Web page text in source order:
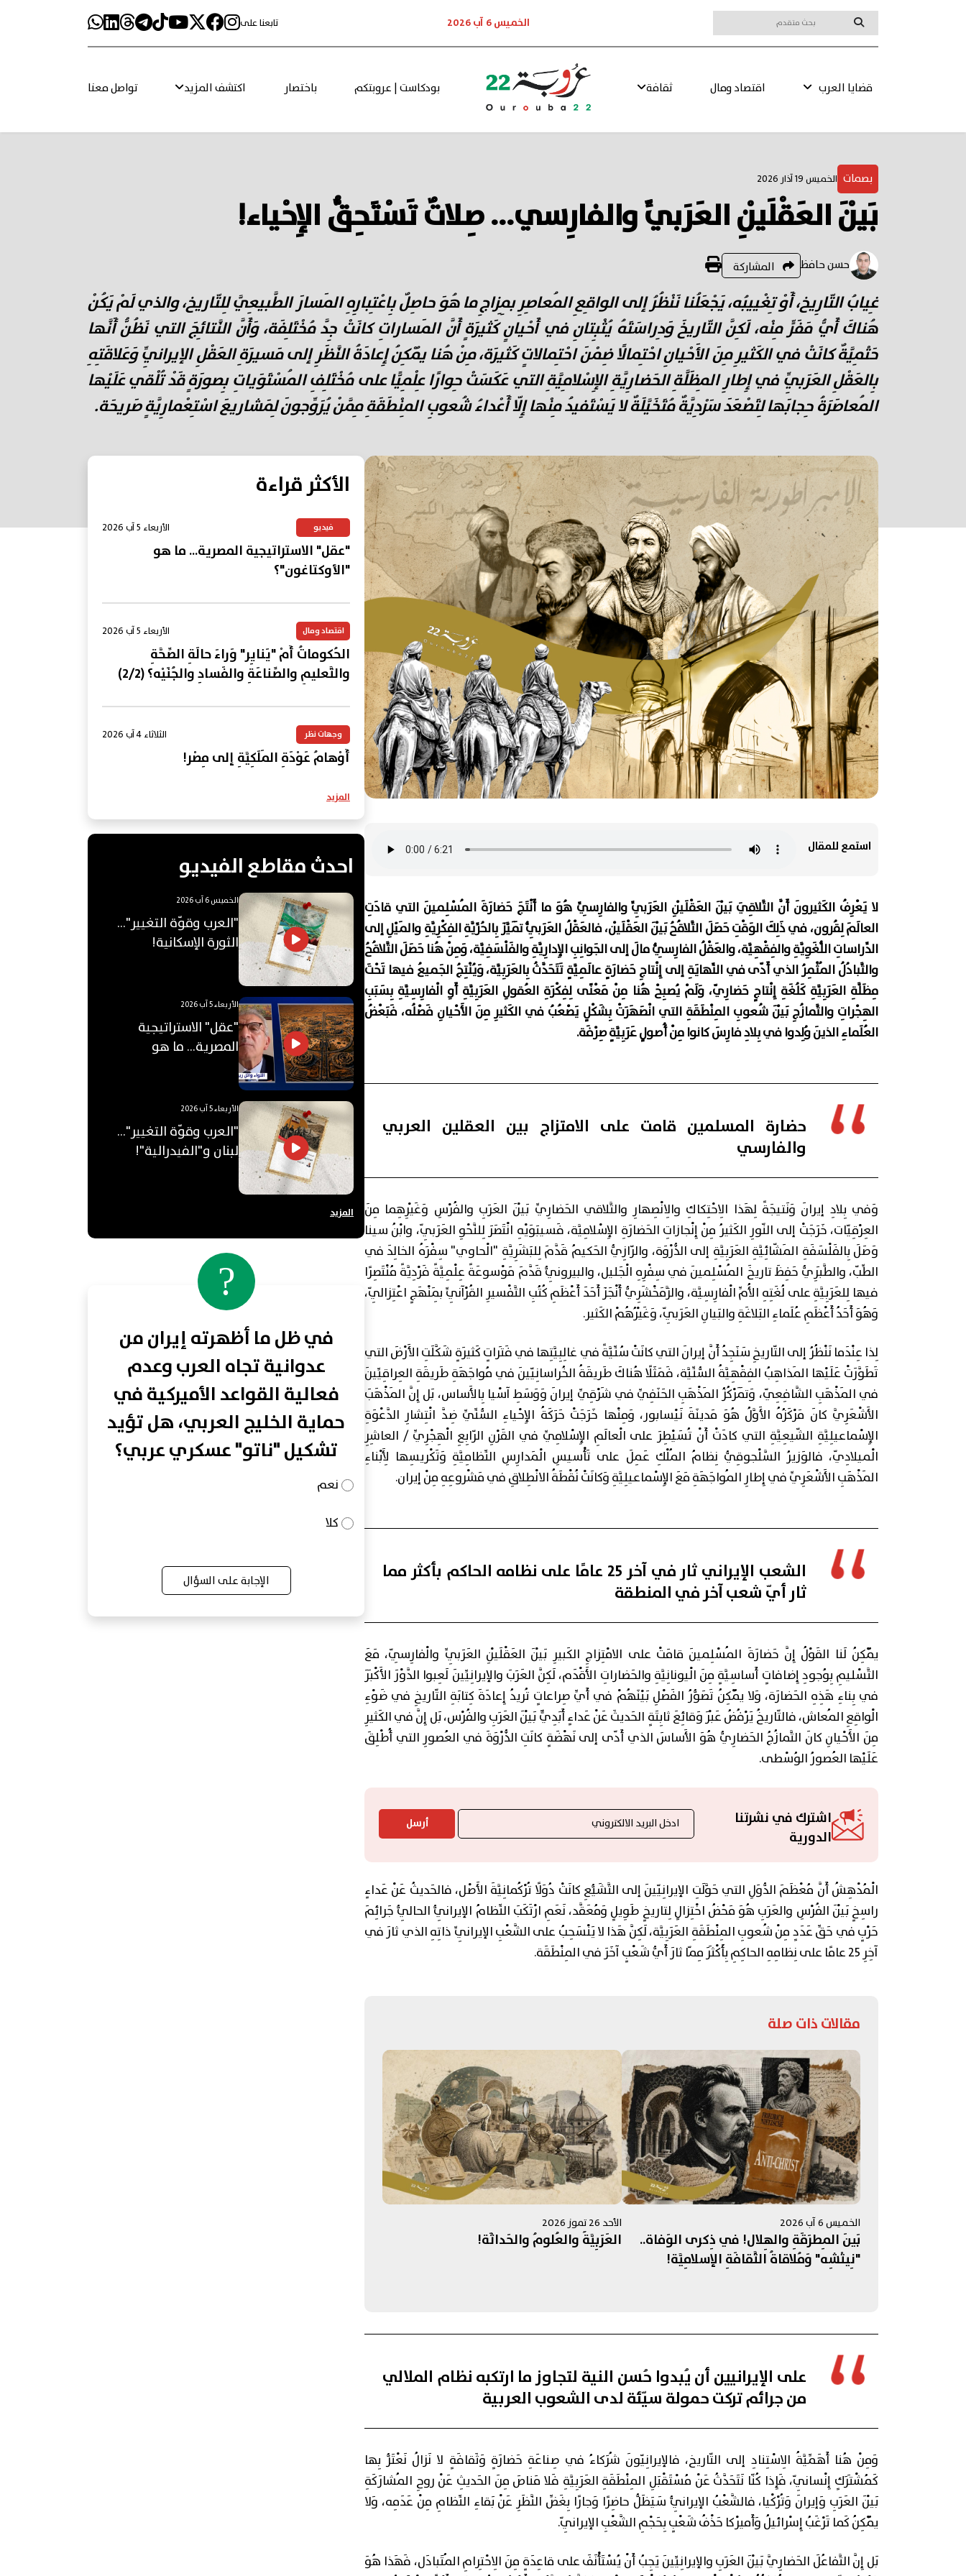
الخميس 6 آب 2026 تابعنا على
قضايا العرب اقتصاد ومال ثقافة بودكاست | عروبتكم باختصار اكتشف المزيد تواصل معنا
بصمات الخميس 19 آذار 2026
بَيْنَ العَقْلَيْنِ العَرَبيِّ والفارِسي... صِلاتٌ تَسْتَحِقُّ الإِحْياء!
حسن حافظ المشاركة
غِيابُ التّارِيخ، أَوْ تِغْييبُه، يَجْعَلُنا نَنْظُرُ إلى الواقِعِ المُعاصِرِ بِمِزاجِ ما هُوَ حاصِلٌ بِاعْتِبارِهِ المَسارَ الطَّبيعِيَّ لِلتّاريخ، والذي لَمْ يَكُنْ
هُناكَ أَيُّ مَفَرٍّ مِنْه، لَكِنَّ التّاريخَ وَدِراسَتَهُ يُثْبِتانِ في أَحْيانٍ كَثيرَةٍ أَنَّ المَساراتِ كانَتْ جِدَّ مُخْتَلِفَة، وَأَنَّ النَّتائِجَ التي نَظُنُّ أَنَّها
حَتْمِيَّةٌ كانَتْ في الكَثيرِ مِنَ الأَحْيانِ احْتِمالًا ضِمْنَ احْتِمالاتٍ كَثيرَة، مِنْ هُنا يُمْكِنُ إِعادَةُ النَّظَرِ إلى مَسيرَةِ العَقْلِ الإيرانِيِّ وَعَلاقَتِهِ
بِالعَقْلِ العَرَبِيِّ في إِطارِ المِظَلَّةِ الحَضارِيَّةِ الإِسْلامِيَّةِ التي عَكَسَتْ حِوارًا عِلْمِيًّا على مُخْتَلِفِ المُسْتَوَياتِ بِصورَةٍ قَدْ تُلْقي عَلَيْها
المُعاصَرَةُ حِجابَها لِتَصْعَدَ سَرْدِيَّةٌ مُتَخَيَّلَةٌ لا يَسْتَفيدُ مِنْها إِلّا أَعْداءُ شُعوبِ المِنْطَقَةِ مِمَّنْ يُرَوِّجونَ لِمَشاريعَ اسْتِعْمارِيَّةٍ صَريحَة.
استمع للمقال
لا يَعْرِفُ الكَثيرونَ أَنَّ التَّلاقِيَ بَيْنَ العَقْلَيْنِ العَرَبِيِّ والفارِسِيِّ هُوَ ما أَنْتَجَ حَضارَةَ المُسْلِمينَ التي قادَتِ
العالَمَ لِقُرون، في ذَلِكَ الوَقْتِ حَصَلَ التَّلاقُحُ بَيْنَ العَقْلَيْن، فالعَقْلُ العَرَبِيُّ تَمَيَّزَ بِالحُرِّيَّةِ الفِكْرِيَّةِ والمَيْلِ إلى
الدِّراساتِ اللُّغَوِيَّةِ والفِقْهِيَّة، والعَقْلُ الفارِسِيُّ مالَ إلى الجَوانِبِ الإِدارِيَّةِ والفَلْسَفِيَّة، وَمِنْ هُنا حَصَلَ التَّلاقُحُ
والتَّبادُلُ المُثْمِرُ الذي أَدّى في النِّهايَةِ إلى إِنْتاجِ حَضارَةٍ عالَمِيَّةٍ تَتَحَدَّثُ بِالعَرَبِيَّة، وَيُنْتِجُ الجَميعُ فيها تَحْتَ
مِظَلَّةِ العَرَبِيَّةِ كَلُغَةِ إِنْتاجٍ حَضارِيّ، وَلَمْ يُصبِحْ هُنا مِنْ مَعْنًى لِفِكْرَةِ العُقولِ العَرَبِيَّةِ أَوِ الْفارِسِيَّةِ بِسَبَبِ
الهِجْراتِ والتَّمازُجِ بَيْنَ شُعوبِ المِنْطَقَةِ التي انْصَهَرَتْ بِشَكْلٍ يَصْعُبُ في الكَثيرِ مِنَ الأَحْيانِ فَصْلُه، فَبَعْضُ
العُلَماءِ الذينَ وُلِدوا في بِلادِ فارِسَ كانوا مِنْ أُصولٍ عَرَبِيَّةٍ صِرْفَة.
حضارة المسلمين قامت على الامتزاج بين العقلين العربي
والفارسي
وَفي بِلادِ إيرانَ وَنَتيجَةً لِهَذا الِاحْتِكاكِ والِانْصِهارِ والتَّلاقي الحَضارِيِّ بَيْنَ العَرَبِ والفُرْسِ وَغَيْرِهِما مِنَ
العِرْقِيّات، خَرَجَتْ إلى النّورِ الكَثيرُ مِنْ إِنْجازاتِ الحَضارَةِ الإِسْلامِيَّة، فَسيبَوَيْهِ انْتَصَرَ لِلنَّحْوِ العَرَبِيّ، وابْنُ سينا
وَصَلَ بِالفَلْسَفَةِ المَشّائِيَّةِ العَرَبِيَّةِ إلى الذُّرْوَة، والرّازِيُّ الحَكيمُ قَدَّمَ لِلبَشَرِيَّةِ "الْحاوي" سِفْرَهُ الخالِدَ في
الطِّبّ، والطَّبَرِيُّ حَفِظَ تاريخَ المُسْلِمينَ في سِفْرِهِ الْجَليل، والبيرونِيُّ قَدَّمَ مَوْسوعَةً عِلْمِيَّةً فَرْدِيَّةً مُنْتَصِرًا
فيها لِلعَرَبِيَّةِ على لُغَتِهِ الأُمِّ الْفارِسِيَّة، والزَّمَخْشَرِيُّ أَنْجَزَ أَحَدَ أَعْظَمِ كُتُبِ التَّفْسيرِ القُرْآنِيِّ بِمَنْهَجٍ اعْتِزالِيّ،
وَهُوَ أَحَدُ أَعْظَمِ عُلَماءِ البَلاغَةِ والبَيانِ العَرَبِيّ، وَغَيْرُهُمْ الكَثير.
لِذا عِنْدَما نَنْظُرُ إلى التّاريخِ سَنَجِدُ أَنَّ إيرانَ التي كانَتْ سُنِّيَّةً في غالِبِيَّتِها في فَتَراتٍ كَثيرَةٍ شَكَّلَتِ الأَرْضَ التي
تَطَوَّرَتْ عَلَيْها المَذاهِبُ الفِقْهِيَّةُ السُّنِّيَّة، فَمَثَلًا هُناكَ طَريقَةُ الخُراسانِيّينَ في مُواجَهَةِ طَريقَةِ العِراقِيِّينَ
في المَذْهَبِ الشَّافِعِيّ، وَتَمَرْكُزُ المَذْهَبِ الحَنَفِيِّ في شَرْقِيِّ إيرانَ وَوَسَطِ آسْيا بِالأَساس، بَل إِنَّ المَذْهَبَ
الأَشْعَرِيَّ كانَ مَرْكَزُهُ الأَوَّلُ هُوَ مَدينَةَ نَيْسابور، وَمِنْها خَرَجَتْ حَرَكَةُ الإِحْياءِ السُّنِّيِّ ضِدَّ انْتِشارِ الدَّعْوَةِ
الإِسْماعيلِيَّةِ الشّيعِيَّةِ التي كادَتْ أَنْ تُسَيْطِرَ على الْعالَمِ الإِسْلامِيِّ في القَرْنِ الرّابِعِ الْهِجْرِيِّ / العاشِرِ
الْميلادِيّ، فالوَزيرُ السَّلْجوقِيُّ نِظامُ المُلْكِ عَمِلَ على تَأْسيسِ الْمَدارِسِ النِّظامِيَّةِ وَتَكْريسِها لِأَبْناءِ
المَذْهَبِ الأَشْعَرِيِّ في إِطارِ المُواجَهَةِ مَعَ الإِسْماعيلِيَّةِ وَكانَتْ نُقْطَةُ الانْطِلاقِ في مَشْروعِهِ مِنْ إيران.
الشعب الإيراني ثار في آخر 25 عامًا على نظامه الحاكم بأكثر مما
ثار أيّ شعب آخر في المنطقة
يُمْكِنُ لَنا القَوْلُ إِنَّ حَضارَةَ المُسْلِمينَ قامَتْ على الامْتِزاجِ الكَبيرِ بَيْنَ العَقْلَيْنِ العَرَبِيِّ والْفارِسِيّ، مَعَ
التَّسْليمِ بِوُجودِ إِضافاتٍ أَساسِيَّةٍ مِنَ الْيونانِيَّةِ والحَضاراتِ الأَقْدَم، لَكِنَّ العَرَبَ والإيرانِيِّينَ لَعِبوا الدَّوْرَ الأَكْبَرَ
في بِناءِ هَذِهِ الحَضارَة، وَلا يُمْكِنُ تَصَوُّرُ الفَصْلِ بَيْنَهُمْ في أَيِّ صِراعاتٍ تُريدُ إِعادَةَ كِتابَةِ التّاريخِ في ضَوْءِ
الْواقِعِ المُعاش، فالتّاريخُ يَرْفُضُ عَبْرَ وَقائِعَ ثابِتَةٍ الحَديثَ عَنْ عَداءٍ أَبَدِيٍّ بَيْنَ العَرَبِ والفُرْس، بَل إِنَّ في الكَثيرِ
مِنَ الأَحْيانِ كانَ التَّمازُجُ الحَضارِيُّ هُوَ الأَساسَ الذي أَدّى إلى نَهْضَةٍ كانَتِ الذُّرْوَةَ في العُصورِ التي أُطْلِقَ
عَلَيْها العُصورُ الوُسْطى.
اشترك في نشرتنا
الدورية
أرسل
الْمُدْهِشُ أَنَّ مُعْظَمَ الدُّوَلِ التي حَوَّلَتِ الإيرانِيّينَ إلى التَّشَيُّعِ كانَتْ دُوَلًا تُرْكُمانِيَّةَ الأَصْل، فالحَديثُ عَنْ عَداءٍ
راسِخٍ بَيْنَ الفُرْسِ والعَرَبِ هُوَ مَحْضُ اخْتِزالٍ لِتاريخٍ طَوِيلٍ وَمُعَقَّد، نَعَمِ ارْتَكَبَ النِّظامُ الإيرانِيُّ الحالِيُّ جَرائِمَ
حَرْبٍ في حَقِّ عَدَدٍ مِنْ شُعوبِ المِنْطَقَةِ العَرَبِيَّة، لَكِنَّ هَذا لا يَنْسَحِبُ على الشَّعْبِ الإيرانِيِّ ذاتِهِ الذي ثارَ في
آخِرِ 25 عامًا على نِظامِهِ الحاكِمِ بِأَكْثَرَ مِمّا ثارَ أَيُّ شَعْبٍ آخَرَ في المِنْطَقَة.
مقالات ذات صلة
الخميس 6 آب 2026
بَينَ المِطرَقَةِ والهِلال! في ذِكرى الوَفاة..
"نِيتْشِه" وَمُلاقاةُ الثَّقافَةِ الإسلامِيَّة!
الأحد 26 تموز 2026
العَرَبِيَّةُ والعُلومُ والحَداثَة!
على الإيرانيين أن يُبدوا حُسن النية لتجاوز ما ارتكبه نظام الملالي
من جرائم تركت حمولة سيّئة لدى الشعوب العربية
وَمِنْ هُنا أَهَمِّيَّةُ الِاسْتِنادِ إلى التّاريخ، فالإيرانِيّونَ شُرَكاءُ في صِناعَةِ حَضارَةٍ وَثَقافَةٍ لا نَزالُ نَعْتَزُّ بِها
كَمُشْتَرَكٍ إِنْسانِيّ، فَإِذا كُنّا نَتَحَدَّثُ عَنْ مُسْتَقْبَلِ المِنْطَقَةِ العَرَبِيَّةِ فَلا مَناصَ مِنَ الحَديثِ عَنْ روحِ المُشارَكَةِ
بَيْنَ العَرَبِ وَإيرانَ وَتُرْكْيا، فالشَّعْبُ الإيرانِيُّ سَيَظَلُّ حاضِرًا وَجارًا بِغَضِّ النَّظَرِ عَنْ بَقاءِ النِّظامِ مِنْ عَدَمِه، وَلا
يُمْكِنُ كَما تَرْغَبُ إِسْرائيلُ وَأَميرْكا حَذْفُ شَعْبٍ بِحَجْمِ الشَّعْبِ الإيرانِيّ.
بَل إِنَّ التَّفاعُلَ الحَضارِيَّ بَيْنَ العَرَبِ والإيرانِيِّينَ يَجِبُ أَنْ يُسْتَأْنَفَ على قاعِدَةٍ مِنَ الِاحْتِرامِ المُتَبادَل، فَهَذا هُوَ
الأكثر قراءة
فيديو الأربعاء 5 آب 2026
"عقل" الاستراتيجية المصرية... ما هو
"الأوكتاغون"؟
اقتصاد ومال الأربعاء 5 آب 2026
الحُكوماتُ أَمْ "يَنايِر" وَراءَ حالَةِ الصِّحَّةِ
والتَّعليمِ والصِّناعَةِ والفَسادِ والجُنَيْه؟ (2/2)
وجهات نظر الثلاثاء 4 آب 2026
أَوْهامُ عَوْدَةِ المَلَكِيَّةِ إلى مِصْر!
المزيد
احدث مقاطع الفيديو
الخميس 6 آب 2026
"العرب وقوّة التغيير"...
الثورة الإسكانية!
الأربعاء 5 آب 2026
"عقل" الاستراتيجية
المصرية... ما هو
"الأوكتاغون"؟
الأربعاء 5 آب 2026
"العرب وقوّة التغيير"...
لبنان و"الفيدرالية"!
المزيد
?
في ظل ما أظهرته إيران من
عدوانية تجاه العرب وعدم
فعالية القواعد الأميركية في
حماية الخليج العربي، هل تؤيد
تشكيل "ناتو" عسكري عربي؟
نعم
كلا
الإجابة على السؤال